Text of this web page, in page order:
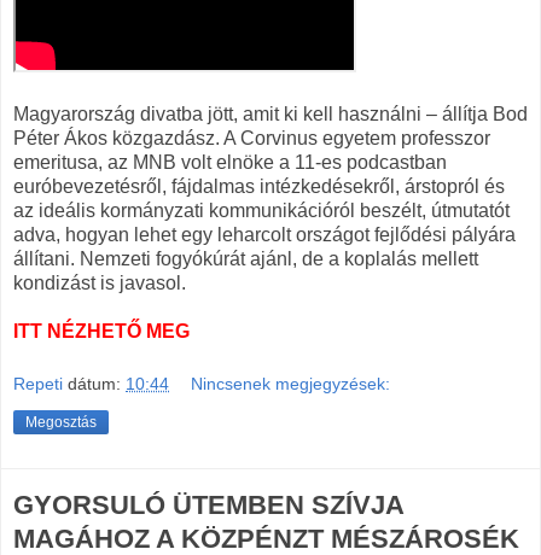
Magyarország divatba jött, amit ki kell használni – állítja Bod
Péter Ákos közgazdász. A Corvinus egyetem professzor
emeritusa, az MNB volt elnöke a 11-es podcastban
euróbevezetésről, fájdalmas intézkedésekről, árstopról és
az ideális kormányzati kommunikációról beszélt, útmutatót
adva, hogyan lehet egy leharcolt országot fejlődési pályára
állítani. Nemzeti fogyókúrát ajánl, de a koplalás mellett
kondizást is javasol.
ITT NÉZHETŐ MEG
Repeti dátum: 10:44 Nincsenek megjegyzések:
Megosztás
GYORSULÓ ÜTEMBEN SZÍVJA
MAGÁHOZ A KÖZPÉNZT MÉSZÁROSÉK